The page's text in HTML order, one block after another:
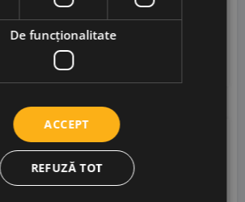
414,00lei
Adaugă în coș
De funcţionalitate
ACCEPT
REFUZĂ TOT